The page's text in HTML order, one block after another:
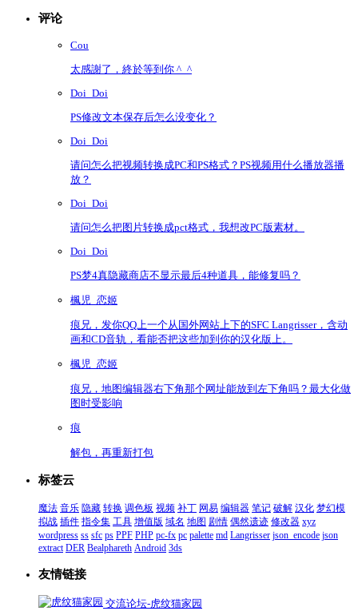
评论
Cou
太感謝了，終於等到你 ^_^
Doi_Doi
PS修改文本保存后怎么没变化？
Doi_Doi
请问怎么把视频转换成PC和PS格式？PS视频用什么播放器播
放？
Doi_Doi
请问怎么把图片转换成pct格式，我想改PC版素材。
Doi_Doi
PS梦4真隐藏商店不显示最后4种道具，能修复吗？
楓児_恋姬
痕兄，发你QQ上一个从国外网站上下的SFC Langrisser，含动
画和CD音轨，看能否把这些加到你的汉化版上。
楓児_恋姬
痕兄，地图编辑器右下角那个网址能放到左下角吗？最大化做
图时受影响
痕
解包，再重新打包
标签云
魔法 音乐 隐藏 转换 调色板 视频 补丁 网易 编辑器 笔记 破解 汉化 梦幻模
拟战 插件 指令集 工具 增值版 域名 地图 剧情 偶然遗迹 修改器 xyz
wordpress ss sfc ps PPF PHP pc-fx pc palette md Langrisser json_encode json
extract DER Bealphareth Android 3ds
友情链接
交流论坛-虎纹猫家园